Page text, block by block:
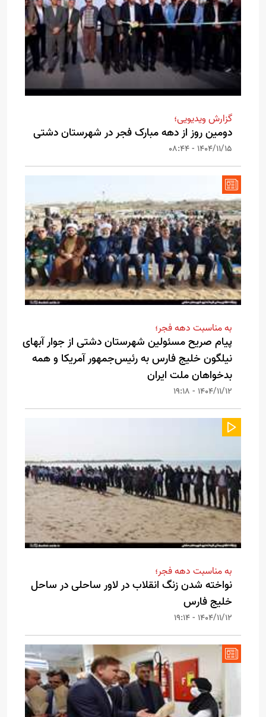
گزارش ویدیویی؛
دومین روز از دهه مبارک فجر در شهرستان دشتی
1404/11/15 - 08:44
به مناسبت دهه فجر؛
پیام صریح مسئولین شهرستان دشتی از جوار آبهای
نیلگون خلیج فارس به رئیس‌جمهور آمریکا و همه
بدخواهان ملت ایران
1404/11/12 - 19:18
به مناسبت دهه فجر؛
نواخته شدن زنگ انقلاب در لاور ساحلی در ساحل
خلیج فارس
1404/11/12 - 19:14